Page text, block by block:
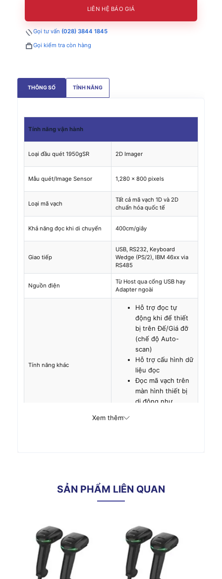
LIÊN HỆ BÁO GIÁ
Gọi tư vấn (028) 3844 1845
Gọi kiểm tra còn hàng
THÔNG SỐ TÍNH NĂNG
Tính năng vận hành
Loại đầu quét 1950gSR 2D Imager
Mẫu quét/Image Sensor 1,280 x 800 pixels
Loại mã vạch
Tất cả mã vạch 1D và 2D
chuẩn hóa quốc tế
Khả năng đọc khi di chuyển 400cm/giây
Giao tiếp
USB, RS232, Keyboard
Wedge (PS/2), IBM 46xx via
RS485
Nguồn điện
Từ Host qua cổng USB hay
Adapter ngoài
Tính năng khác
Hỗ trợ đọc tự
động khi để thiết
bị trên Đế/Giá đỡ
(chế độ Auto-
scan)
Hỗ trợ cấu hình dữ
liệu đọc
Đọc mã vạch trên
màn hình thiết bị
di động như
Tối đa 95% không ngưng tụ
Xem thêm
SẢN PHẨM LIÊN QUAN